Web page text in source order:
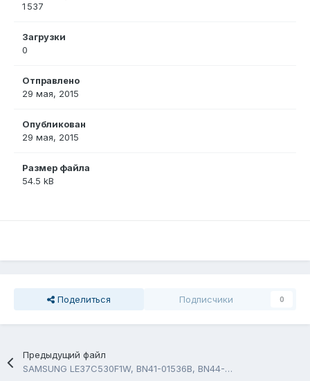
1 537
Загрузки
0
Отправлено
29 мая, 2015
Опубликован
29 мая, 2015
Размер файла
54.5 kB
Поделиться Подписчики 0
Предыдущий файл
SAMSUNG LE37C530F1W, BN41-01536B, BN44-00339B, WT61P802